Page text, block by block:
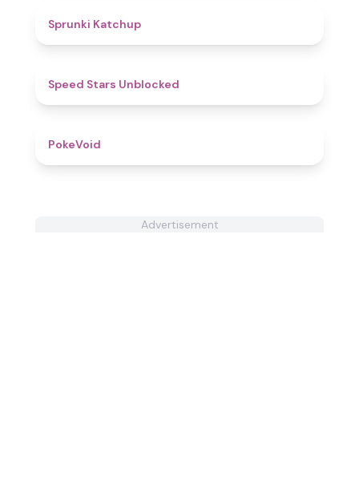
Sprunki Katchup
Speed Stars Unblocked
PokeVoid​
Advertisement